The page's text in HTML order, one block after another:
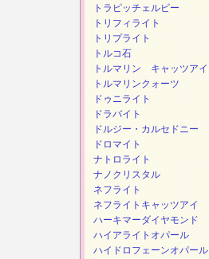
トラピッチェルビー
トリフィライト
トリプライト
トルコ石
トルマリン キャッツアイ
トルマリンクォーツ
ドゥニライト
ドラバイト
ドルジー・カルセドニー
ドロマイト
ナトロライト
ナノクリスタル
ネフライト
ネフライトキャッツアイ
ハーキマーダイヤモンド
ハイアライトオパール
ハイドロフェーンオパール